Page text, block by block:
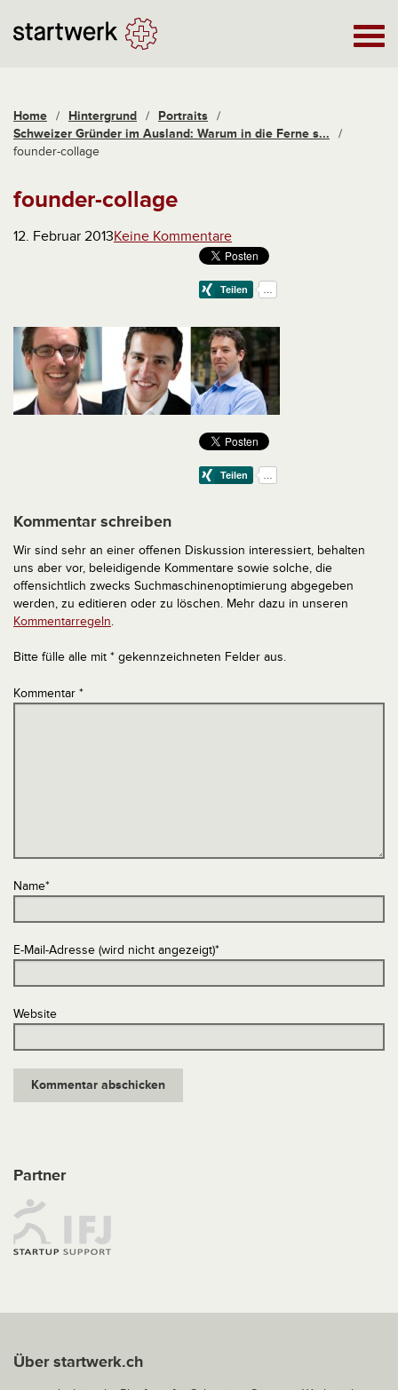
Home / Hintergrund / Portraits /
Schweizer Gründer im Ausland: Warum in die Ferne s...
/
founder-collage
founder-collage
12. Februar 2013Keine Kommentare
Kommentar schreiben
Wir sind sehr an einer offenen Diskussion interessiert, behalten
uns aber vor, beleidigende Kommentare sowie solche, die
offensichtlich zwecks Suchmaschinenoptimierung abgegeben
werden, zu editieren oder zu löschen. Mehr dazu in unseren
Kommentarregeln.
Bitte fülle alle mit * gekennzeichneten Felder aus.
Kommentar *
Name*
E-Mail-Adresse (wird nicht angezeigt)*
Website
Partner
Über startwerk.ch